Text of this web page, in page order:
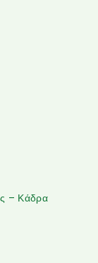
– Κάδρα